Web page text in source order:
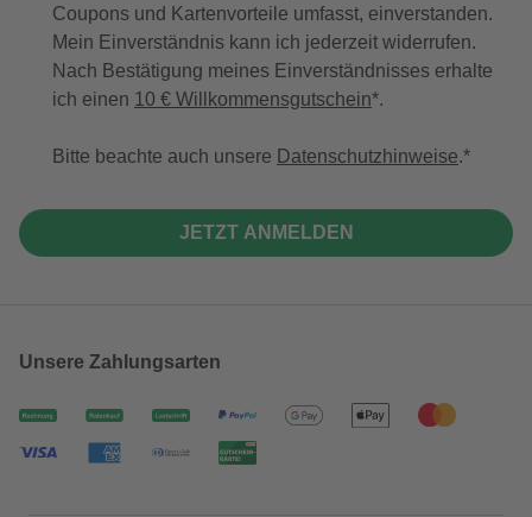
Coupons und Kartenvorteile umfasst, einverstanden.
Mein Einverständnis kann ich jederzeit widerrufen.
Nach Bestätigung meines Einverständnisses erhalte
ich einen 10 € Willkommensgutschein*.
Bitte beachte auch unsere Datenschutzhinweise.
JETZT ANMELDEN
Unsere Zahlungsarten